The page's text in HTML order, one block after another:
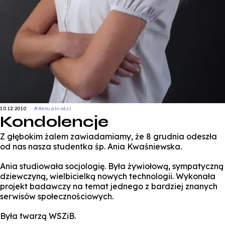
10.12.2010 #Aktualności
Kondolencje
Z głębokim żalem zawiadamiamy, że 8 grudnia odeszła
od nas nasza studentka śp. Ania Kwaśniewska.
Ania studiowała socjologię. Była żywiołową, sympatyczną
dziewczyną, wielbicielką nowych technologii. Wykonała
projekt badawczy na temat jednego z bardziej znanych
serwisów społecznościowych.
Była twarzą WSZiB.